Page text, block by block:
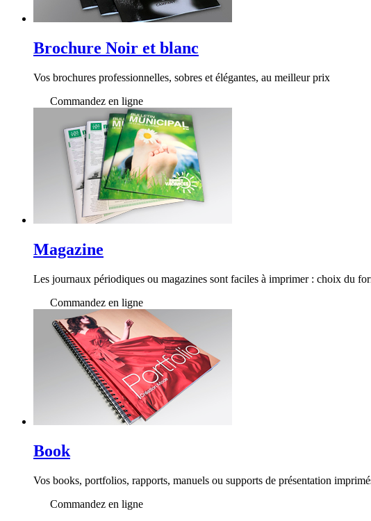
Brochure Noir et blanc
Vos brochures professionnelles, sobres et élégantes, au meilleur prix
Commandez en ligne
Magazine
Les journaux périodiques ou magazines sont faciles à imprimer : choix du
Commandez en ligne
Book
Vos books, portfolios, rapports, manuels ou supports de présentation
Commandez en ligne